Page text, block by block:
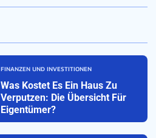
FINANZEN UND INVESTITIONEN
Was Kostet Es Ein Haus Zu
Verputzen: Die Übersicht Für
Eigentümer?